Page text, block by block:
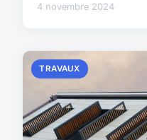
4 novembre 2024
TRAVAUX